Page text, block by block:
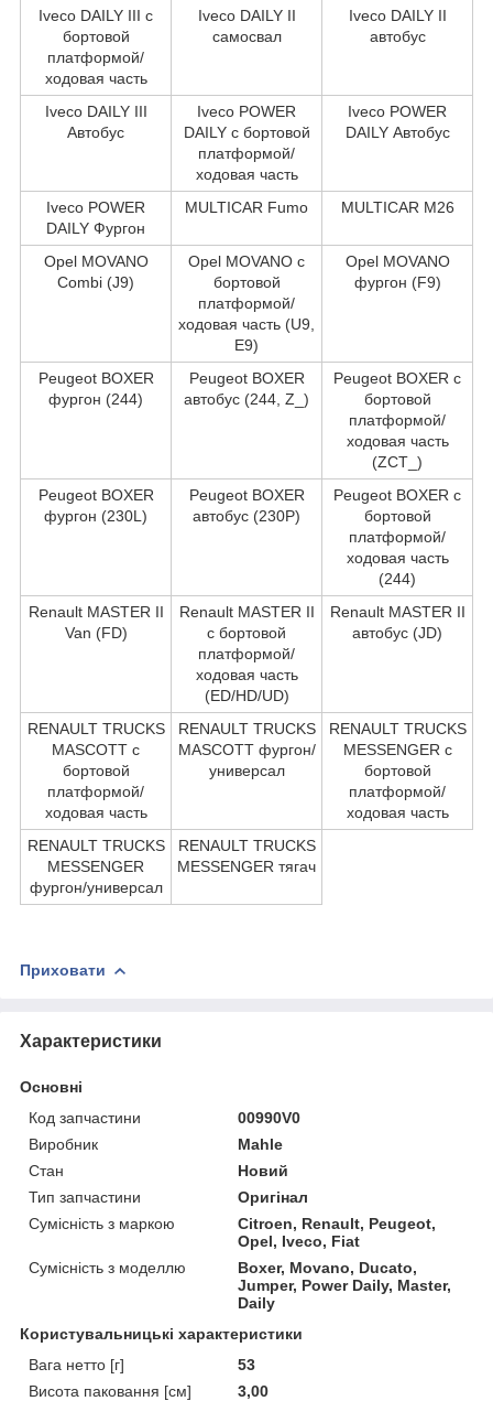
Iveco DAILY III c
бортовой
платформой/
ходовая часть
Iveco DAILY II
самосвал
Iveco DAILY II
автобус
Iveco DAILY III
Автобус
Iveco POWER
DAILY c бортовой
платформой/
ходовая часть
Iveco POWER
DAILY Автобус
Iveco POWER
DAILY Фургон
MULTICAR Fumo MULTICAR M26
Opel MOVANO
Combi (J9)
Opel MOVANO c
бортовой
платформой/
ходовая часть (U9,
E9)
Opel MOVANO
фургон (F9)
Peugeot BOXER
фургон (244)
Peugeot BOXER
автобус (244, Z_)
Peugeot BOXER c
бортовой
платформой/
ходовая часть
(ZCT_)
Peugeot BOXER
фургон (230L)
Peugeot BOXER
автобус (230P)
Peugeot BOXER c
бортовой
платформой/
ходовая часть
(244)
Renault MASTER II
Van (FD)
Renault MASTER II
c бортовой
платформой/
ходовая часть
(ED/HD/UD)
Renault MASTER II
автобус (JD)
RENAULT TRUCKS
MASCOTT c
бортовой
платформой/
ходовая часть
RENAULT TRUCKS
MASCOTT фургон/
универсал
RENAULT TRUCKS
MESSENGER c
бортовой
платформой/
ходовая часть
RENAULT TRUCKS
MESSENGER
фургон/универсал
RENAULT TRUCKS
MESSENGER тягач
Приховати
Характеристики
Основні
Код запчастини
00990V0
Виробник
Mahle
Стан
Новий
Тип запчастини
Оригінал
Сумісність з маркою
Citroen, Renault, Peugeot,
Opel, Iveco, Fiat
Сумісність з моделлю
Boxer, Movano, Ducato,
Jumper, Power Daily, Master,
Daily
Користувальницькі характеристики
Вага нетто [г]
53
Висота паковання [см]
3,00